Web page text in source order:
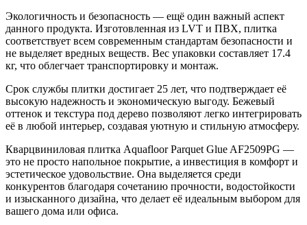
Экологичность и безопасность — ещё один важный аспект
данного продукта. Изготовленная из LVT и ПВХ, плитка
соответствует всем современным стандартам безопасности и
не выделяет вредных веществ. Вес упаковки составляет 17.4
кг, что облегчает транспортировку и монтаж.
Срок службы плитки достигает 25 лет, что подтверждает её
высокую надежность и экономическую выгоду. Бежевый
оттенок и текстура под дерево позволяют легко интегрировать
её в любой интерьер, создавая уютную и стильную атмосферу.
Кварцвиниловая плитка Aquafloor Parquet Glue AF2509PG —
это не просто напольное покрытие, а инвестиция в комфорт и
эстетическое удовольствие. Она выделяется среди
конкурентов благодаря сочетанию прочности, водостойкости
и изысканного дизайна, что делает её идеальным выбором для
вашего дома или офиса.